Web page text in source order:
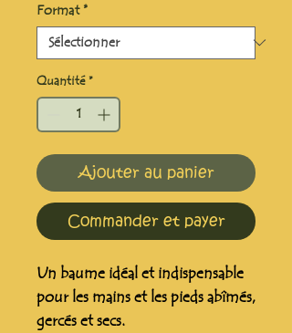
Format *
Quantité *
Ajouter au panier
Commander et payer
Un baume idéal et indispensable
pour les mains et les pieds abîmés,
gercés et secs.